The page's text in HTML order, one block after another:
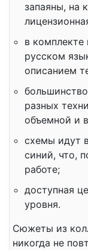
запаяны, на
в комплекте
русском
описанием
разных
объемной и
схемы идут
синий, что,
работе;
доступная
уровня.
Сюжеты из
никогда не